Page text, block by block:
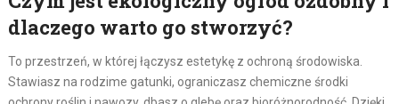
dlaczego warto go stworzyć?
To przestrzeń, w której łączysz estetykę z ochroną środowiska.
Stawiasz na rodzime gatunki, ograniczasz chemiczne środki